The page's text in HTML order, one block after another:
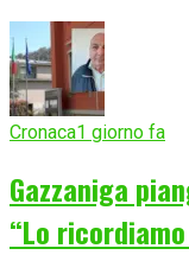
Cronaca1 giorno fa
Gazzaniga
“Lo